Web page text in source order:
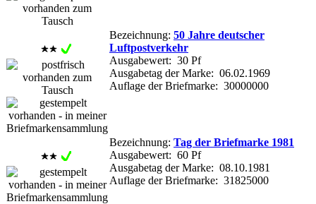
Bezeichnung: 50 Jahre deutscher
Luftpostverkehr
Ausgabewert: 30 Pf
Ausgabetag der Marke: 06.02.1969
Auflage der Briefmarke: 30000000
Bezeichnung: Tag der Briefmarke 1981
Ausgabewert: 60 Pf
Ausgabetag der Marke: 08.10.1981
Auflage der Briefmarke: 31825000